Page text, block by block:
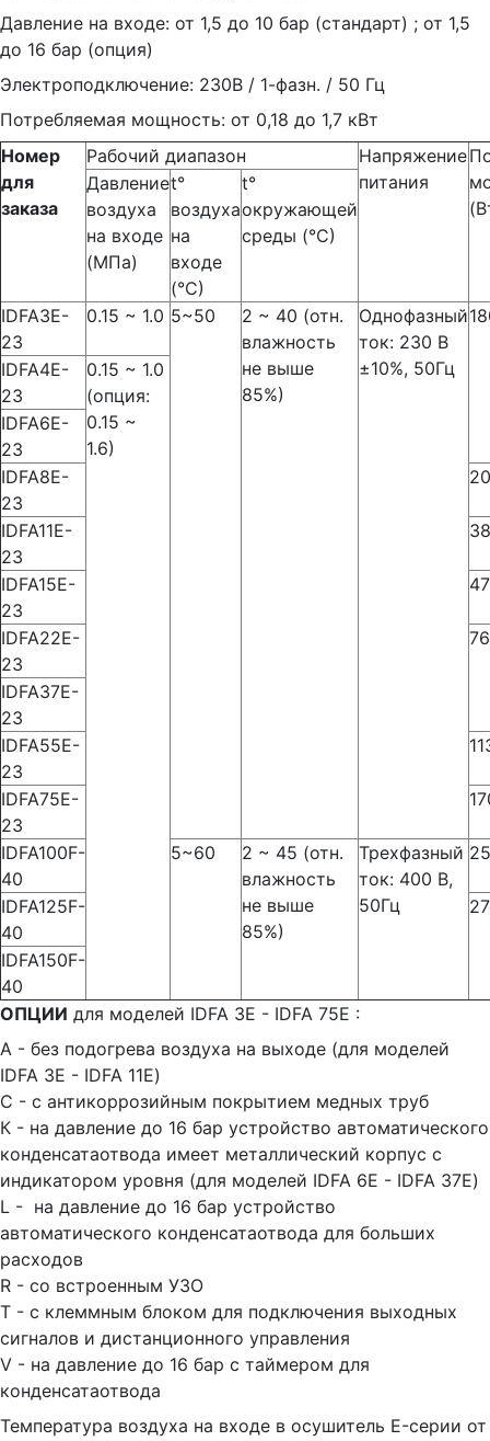
Давление на входе: от 1,5 до 10 бар (стандарт) ; от 1,5
до 16 бар (опция)
Электроподключение: 230В / 1-фазн. / 50 Гц
Потребляемая мощность: от 0,18 до 1,7 кВт
Номер
для
заказа
Рабочий диапазон
Напряжение
питания
Давление
воздуха
на входе
(МПа)
t°
воздуха
на
входе
(°С)
t°
окружающей
среды (°С)
IDFA3E-
23
0.15 ~ 1.0 5~50
2 ~ 40 (отн.
влажность
не выше
85%)
Однофазный
ток: 230 В
±10%, 50Гц
IDFA4E-
23
0.15 ~ 1.0
(опция:
0.15 ~
1.6)
IDFA6E-
23
IDFA8E-
23
IDFA11E-
23
IDFA15E-
23
IDFA22E-
23
IDFA37E-
23
IDFA55E-
23
IDFA75E-
23
IDFA100F-
40
5~60
2 ~ 45 (отн.
влажность
не выше
85%)
Трехфазный
ток: 400 В,
50Гц
IDFA125F-
40
IDFA150F-
40
ОПЦИИ для моделей IDFA 3E - IDFA 75E :
А - без подогрева воздуха на выходе (для моделей
IDFA 3E - IDFA 11E)
C - с антикоррозийным покрытием медных труб
К - на давление до 16 бар устройство автоматического
конденсатаотвода имеет металлический корпус с
индикатором уровня (для моделей IDFA 6E - IDFA 37E)
L - на давление до 16 бар устройство
автоматического конденсатаотвода для больших
расходов
R - со встроенным УЗО
T - с клеммным блоком для подключения выходных
сигналов и дистанционного управления
V - на давление до 16 бар с таймером для
конденсатаотвода
Температура воздуха на входе в осушитель E-серии от